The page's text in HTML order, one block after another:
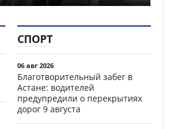
СПОРТ
06 авг 2026
Благотворительный забег в
Астане: водителей
предупредили о перекрытиях
дорог 9 августа